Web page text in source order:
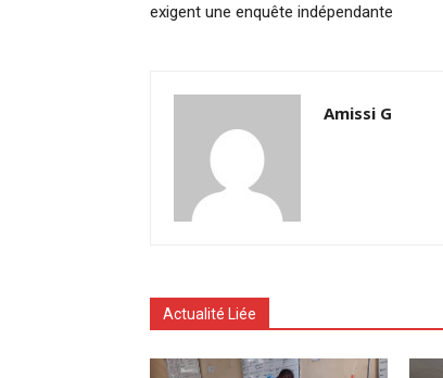
exigent une enquête indépendante
Amissi G
Actualité Liée